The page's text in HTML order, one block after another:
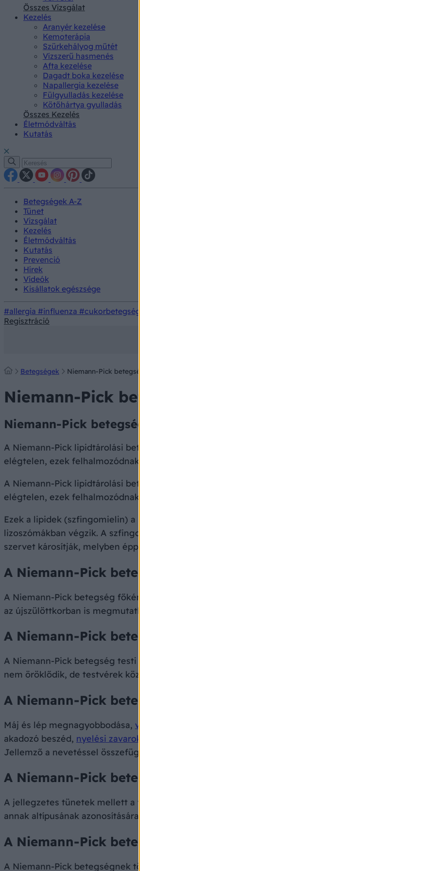
Összes Vizsgálat
Kezelés
Aranyér kezelése
Kemoterápia
Szürkehályog műtét
Vízszerű hasmenés
Afta kezelése
Dagadt boka kezelése
Napallergia kezelése
Fülgyulladás kezelése
Kötőhártya gyulladás
Összes Kezelés
Életmódváltás
Kutatás
Betegségek A-Z
Tünet
Vizsgálat
Kezelés
Életmódváltás
Kutatás
Prevenció
Hírek
Videók
Kisállatok egészsége
#allergia #influenza #cukorbetegség
Regisztráció
Betegségek Niemann-Pick betegség
Niemann-Pick betegség
Niemann-Pick betegség: tünetei, vizsgálata és kezelési lehetőségei
A Niemann-Pick lipidtárolási betegség, a szfingomielináz enzim lappangva öröklődő hiánya. Az
elégtelen, ezek felhalmozódnak a lépben, a májban, a tüdőkben, a csontvelőben és az agyban.
A Niemann-Pick lipidtárolási betegség, a szfingomielináz enzim lappangva öröklődő hiánya. Az
elégtelen, ezek felhalmozódnak a lépben, a májban, a tüdőkben, a csontvelőben és az agyban.
Ezek a lipidek (szfingomielin) a sejthártya és a sejtszervek hártyájának alkotóeleme, melyek
lizoszómákban végzik. A szfingomielin felhalmozódása tehát a szervezetben mindenhol
szervet károsítják, melyben éppen jelen vannak, károsítva azok működését és eltorzítva alakjukat.
A Niemann-Pick betegség előfordulása
A Niemann-Pick betegség főként az askenázi zsidó népcsoportokban gyakori. A,B,C,D, E altípusokat
az újszülöttkorban is megmutatkozó A-típus. A betegség gyakoriságáról pontos adatokkal nem
A Niemann-Pick betegség okai
A Niemann-Pick betegség testi kromoszómához kötött lappangva (autoszómális recesszív módon)
nem öröklődik, de testvérek között az ismétlődés kockázata 25%. rokonházasságok esetén a kockázat
A Niemann-Pick betegség tünetei
Máj és lép megnagyobbodása, vérzékenység
a vérlemezkék megfogyatkozása miatt. Az agy és
akadozó beszéd, nyelési zavarok
Jellemző a nevetéssel összefüggő izomtónusvesztés és az alvási ciklus megfordulása (éjszakai
A Niemann-Pick betegség diagnózisa
A jellegzetes tünetek mellett a felszaporodott lipideket a károsult szervek mikroszkópos
annak altípusának azonosítására
A Niemann-Pick betegség lefolyása
A Niemann-Pick betegségnek több altípusa létezik, ezek súlyossága, a tünetek megjelenésének